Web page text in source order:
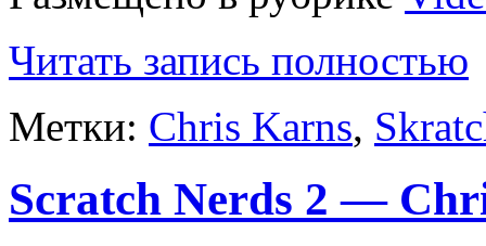
Читать запись полностью
Метки: Chris Karns,
Scratch Nerds 2 —